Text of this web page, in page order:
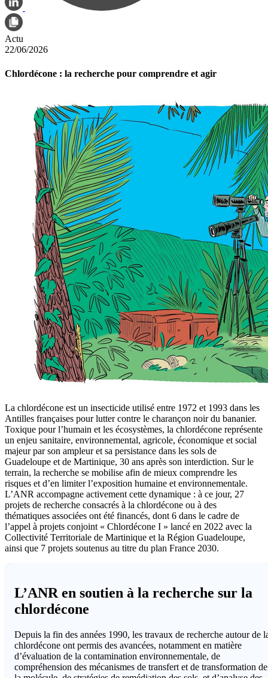
Actu
22/06/2026
Chlordécone : la recherche pour comprendre et agir
La chlordécone est un insecticide utilisé entre 1972 et 1993 dans les
Antilles françaises pour lutter contre le charançon noir du bananier.
Toxique pour l’humain et les écosystèmes, la chlordécone représente
un enjeu sanitaire, environnemental, agricole, économique et social
majeur par son ampleur et sa persistance dans les sols de
Guadeloupe et de Martinique, 30 ans après son interdiction. Sur le
terrain, la recherche se mobilise afin de mieux comprendre les
risques et d’en limiter l’exposition humaine et environnementale.
L’ANR accompagne activement cette dynamique : à ce jour, 27
projets de recherche consacrés à la chlordécone ou à des
thématiques associées ont été financés, dont 6 dans le cadre de
l’appel à projets conjoint « Chlordécone I » lancé en 2022 avec la
Collectivité Territoriale de Martinique et la Région Guadeloupe,
ainsi que 7 projets soutenus au titre du plan France 2030.
L’ANR en soutien à la recherche sur la
chlordécone
Depuis la fin des années 1990, les travaux de recherche autour de
chlordécone ont permis des avancées, notamment en matière
d’évaluation de la contamination environnementale, de
compréhension des mécanismes de transfert et de transformation de